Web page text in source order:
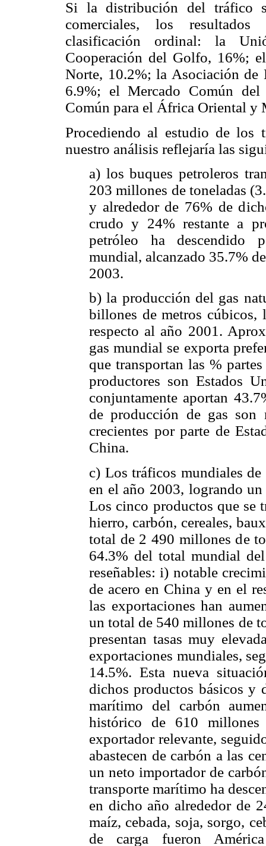
Si la distribución del tráfico
comerciales, los resultados
clasificación ordinal: la
Cooperación del Golfo, 16%;
Norte, 10.2%; la Asociación
6.9%; el Mercado Común
Común para el África Oriental
Procediendo al estudio de los
nuestro análisis reflejaría las
a) los buques petroleros
203 millones de toneladas
y alrededor de 76% de
crudo y 24% restante a
petróleo ha descendido
mundial, alcanzado 35.7%
2003.
b) la producción del gas
billones de metros
respecto al año 2001.
gas mundial se exporta
que transportan las %
productores son Estados
conjuntamente aportan
de producción de gas son
crecientes por parte de
China.
c) Los tráficos mundiales de
en el año 2003, logrando
Los cinco productos que se
hierro, carbón, cereales,
total de 2 490 millones de
64.3% del total mundial
reseñables: i) notable
de acero en China y en el
las exportaciones han
un total de 540 millones de
presentan tasas muy
exportaciones mundiales,
14.5%. Esta nueva
dichos productos básicos y
marítimo del carbón
histórico de 610
exportador relevante,
abastecen de carbón a las
un neto importador de
transporte marítimo ha
en dicho año alrededor de
maíz, cebada, soja, sorgo,
de carga fueron